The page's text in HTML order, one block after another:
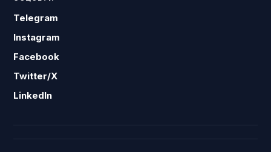
Telegram
Instagram
Facebook
Twitter/X
LinkedIn